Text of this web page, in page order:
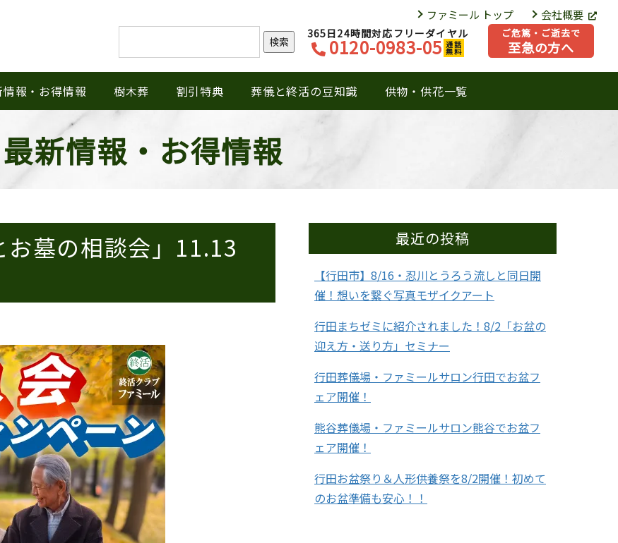
報・お得情報 樹木葬 割引特典 葬儀と終活の豆知識 供物・供花一覧
ファミール トップ 会社概要
検索
365日24時間対応フリーダイヤル
0120-0983-05 通話
無料
ご危篤・ご逝去で
至急の方へ
最新情報・お得情報
墓の相談会」11.13
最近の投稿
【行田市】8/16・忍川とうろう流しと同日開
催！想いを繋ぐ写真モザイクアート
行田まちゼミに紹介されました！8/2「お盆の
迎え方・送り方」セミナー
行田葬儀場・ファミールサロン行田でお盆フ
ェア開催！
熊谷葬儀場・ファミールサロン熊谷でお盆フ
ェア開催！
行田お盆祭り＆人形供養祭を8/2開催！初めて
のお盆準備も安心！！